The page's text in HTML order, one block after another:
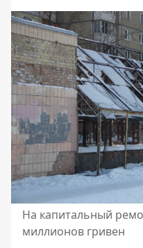
На капитальный
миллионов гривен